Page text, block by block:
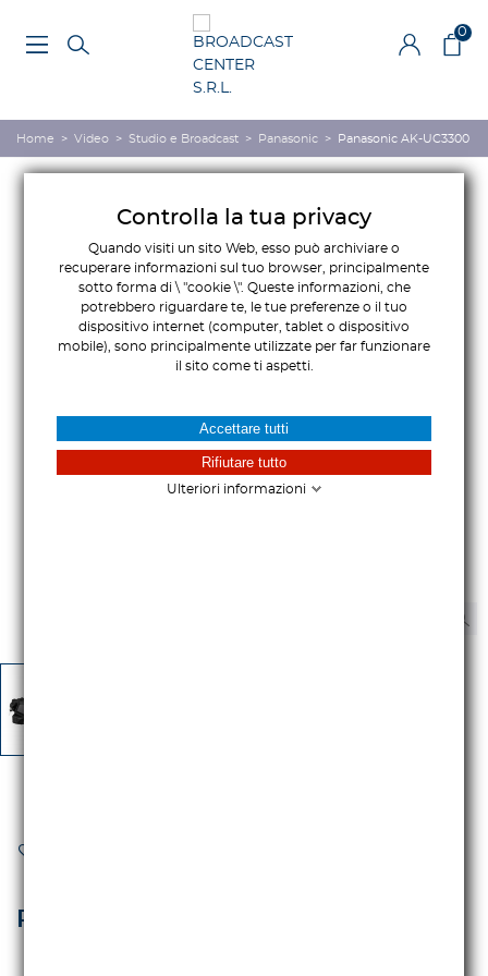
0
Home > Video > Studio e Broadcast > Panasonic > Panasonic AK-UC3300
PANASONIC AK-UC3300
Controlla la tua privacy
Quando visiti un sito Web, esso può archiviare o
recuperare informazioni sul tuo browser, principalmente
sotto forma di \ "cookie \". Queste informazioni, che
potrebbero riguardare te, le tue preferenze o il tuo
dispositivo internet (computer, tablet o dispositivo
mobile), sono principalmente utilizzate per far funzionare
il sito come ti aspetti.
Ulteriori informazioni
Accettare tutti
Rifiutare tutto